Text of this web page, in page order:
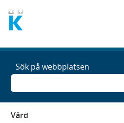
Sök på webbplatsen
Vård